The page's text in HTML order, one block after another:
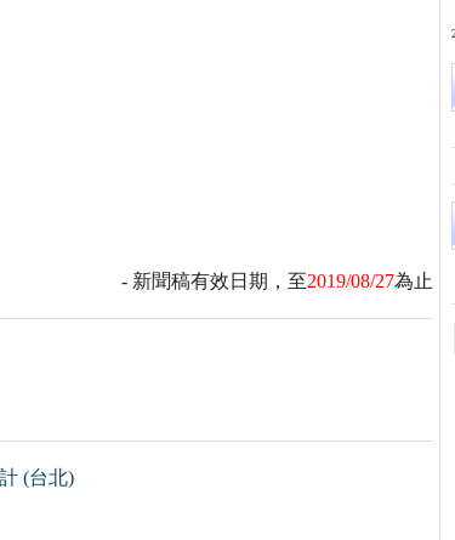
- 新聞稿有效日期，至2019/08/27為止
(台北)